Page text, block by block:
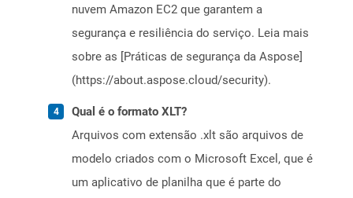
nuvem Amazon EC2 que garantem a
segurança e resiliência do serviço. Leia mais
sobre as [Práticas de segurança da Aspose]
(https://about.aspose.cloud/security).
Qual é o formato XLT?
Arquivos com extensão .xlt são arquivos de
modelo criados com o Microsoft Excel, que é
um aplicativo de planilha que é parte do